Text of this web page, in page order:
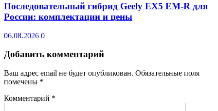
Последовательный гибрид Geely EX5 EM-R для
России: комплектации и цены
06.08.2026 0
Добавить комментарий
Ваш адрес email не будет опубликован. Обязательные поля
помечены *
Комментарий *